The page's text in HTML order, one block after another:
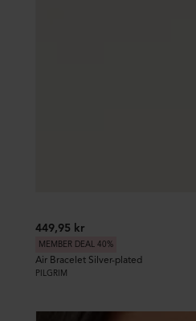
449,95 kr
MEMBER DEAL 40%
Air Bracelet Silver-plated
PILGRIM